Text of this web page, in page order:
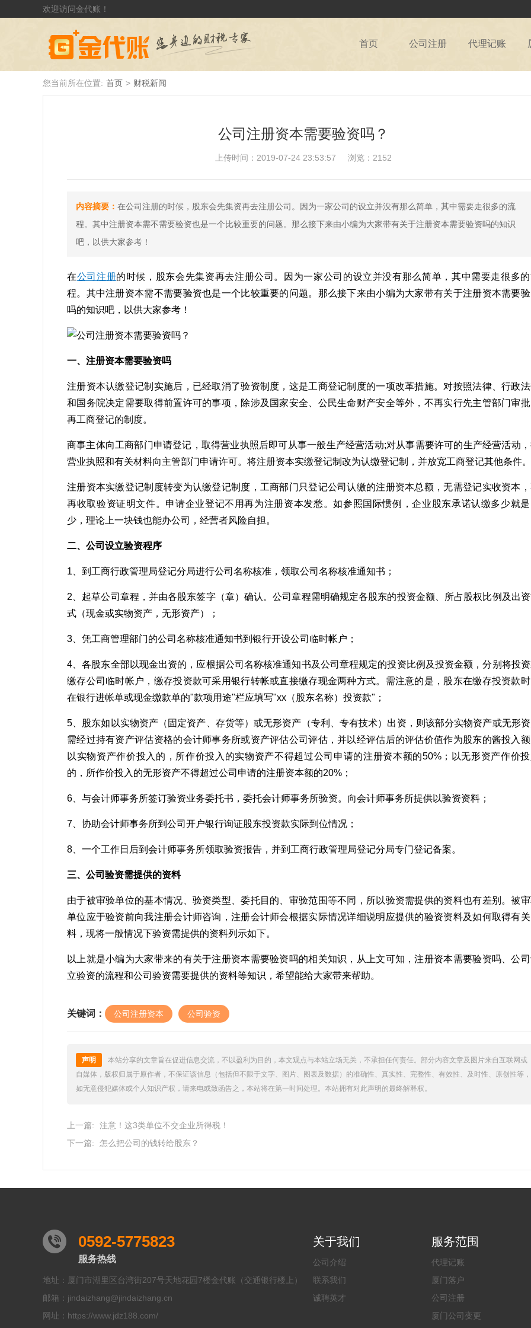
欢迎访问金代账！
首页 公司注册 代理记账
您当前所在位置: 首页 > 财税新闻
公司注册资本需要验资吗？
上传时间：2019-07-24 23:53:57 浏览：2152
内容摘要： 在公司注册的时候，股东会先集资再去注册公司。因为一家公司的设立并没有那么简单，其中需要走很多的流
程。其中注册资本需不需要验资也是一个比较重要的问题。那么接下来由小编为大家带有关于注册资本需要验资吗的知识
吧，以供大家参考！
在公司注册的时候，股东会先集资再去注册公司。因为一家公司的设立并没有那么简单，其中需要走很多
程。其中注册资本需不需要验资也是一个比较重要的问题。那么接下来由小编为大家带有关于注册资本需要
吗的知识吧，以供大家参考！
一、注册资本需要验资吗
注册资本认缴登记制实施后，已经取消了验资制度，这是工商登记制度的一项改革措施。对按照法律、行政
和国务院决定需要取得前置许可的事项，除涉及国家安全、公民生命财产安全等外，不再实行先主管部门审批
再工商登记的制度。
商事主体向工商部门申请登记，取得营业执照后即可从事一般生产经营活动;对从事需要许可的生产经营活动
营业执照和有关材料向主管部门申请许可。将注册资本实缴登记制改为认缴登记制，并放宽工商登记其他条件。
注册资本实缴登记制度转变为认缴登记制度，工商部门只登记公司认缴的注册资本总额，无需登记实收资本
再收取验资证明文件。申请企业登记不用再为注册资本发愁。如参照国际惯例，企业股东承诺认缴多少就
少，理论上一块钱也能办公司，经营者风险自担。
二、公司设立验资程序
1、到工商行政管理局登记分局进行公司名称核准，领取公司名称核准通知书；
2、起草公司章程，并由各股东签字（章）确认。公司章程需明确规定各股东的投资金额、所占股权比例及出
式（现金或实物资产，无形资产）；
3、凭工商管理部门的公司名称核准通知书到银行开设公司临时帐户；
4、各股东全部以现金出资的，应根据公司名称核准通知书及公司章程规定的投资比例及投资金额，分别将投
缴存公司临时帐户，缴存投资款可采用银行转帐或直接缴存现金两种方式。需注意的是，股东在缴存投资款时
在银行进帐单或现金缴款单的"款项用途"栏应填写"xx（股东名称）投资款"；
5、股东如以实物资产（固定资产、存货等）或无形资产（专利、专有技术）出资，则该部分实物资产或无形
需经过持有资产评估资格的会计师事务所或资产评估公司评估，并以经评估后的评估价值作为股东的酱投入额
以实物资产作价投入的，所作价投入的实物资产不得超过公司申请的注册资本额的50%；以无形资产作价投
的，所作价投入的无形资产不得超过公司申请的注册资本额的20%；
6、与会计师事务所签订验资业务委托书，委托会计师事务所验资。向会计师事务所提供以验资资料；
7、协助会计师事务所到公司开户银行询证股东投资款实际到位情况；
8、一个工作日后到会计师事务所领取验资报告，并到工商行政管理局登记分局专门登记备案。
三、公司验资需提供的资料
由于被审验单位的基本情况、验资类型、委托目的、审验范围等不同，所以验资需提供的资料也有差别。被
单位应于验资前向我注册会计师咨询，注册会计师会根据实际情况详细说明应提供的验资资料及如何取得有
料，现将一般情况下验资需提供的资料列示如下。
以上就是小编为大家带来的有关于注册资本需要验资吗的相关知识，从上文可知，注册资本需要验资吗、公
立验资的流程和公司验资需要提供的资料等知识，希望能给大家带来帮助。
关键词： 公司注册资本 公司验资
声明
本站分享的文章旨在促进信息交流，不以盈利为目的，本文观点与本站立场无关，不承担任何责任。部分内容文章及图片来自互联网或
自媒体，版权归属于原作者，不保证该信息（包括但不限于文字、图片、图表及数据）的准确性、真实性、完整性、有效性、及时性、原创性等，
如无意侵犯媒体或个人知识产权，请来电或致函告之，本站将在第一时间处理。本站拥有对此声明的最终解释权。
上一篇:
注意！这3类单位不交企业所得税！
下一篇:
怎么把公司的钱转给股东？
0592-5775823
服务热线
地址：厦门市湖里区台湾街207号天地花园7楼金代账（交通银行楼上）
邮箱：jindaizhang@jindaizhang.cn
网址：https://www.jdz188.com/
关于我们
公司介绍
联系我们
诚聘英才
服务范围
代理记账
厦门落户
公司注册
厦门公司变更